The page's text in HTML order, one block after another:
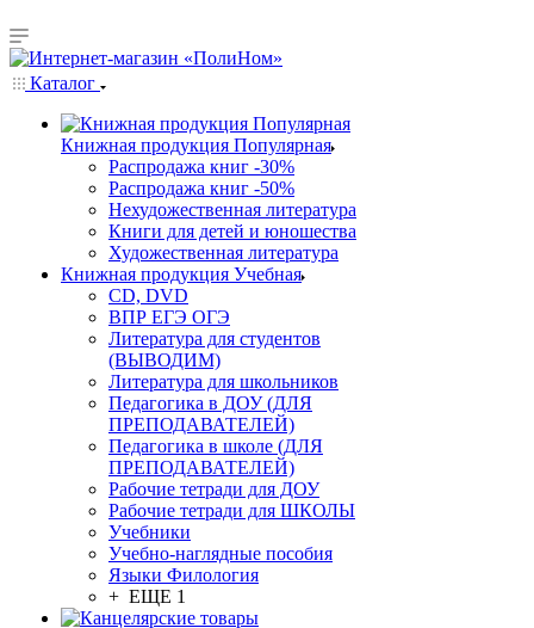
Каталог
Книжная продукция Популярная
Распродажа книг -30%
Распродажа книг -50%
Нехудожественная литература
Книги для детей и юношества
Художественная литература
Книжная продукция Учебная
CD, DVD
ВПР ЕГЭ ОГЭ
Литература для студентов
(ВЫВОДИМ)
Литература для школьников
Педагогика в ДОУ (ДЛЯ
ПРЕПОДАВАТЕЛЕЙ)
Педагогика в школе (ДЛЯ
ПРЕПОДАВАТЕЛЕЙ)
Рабочие тетради для ДОУ
Рабочие тетради для ШКОЛЫ
Учебники
Учебно-наглядные пособия
Языки Филология
+ ЕЩЕ 1